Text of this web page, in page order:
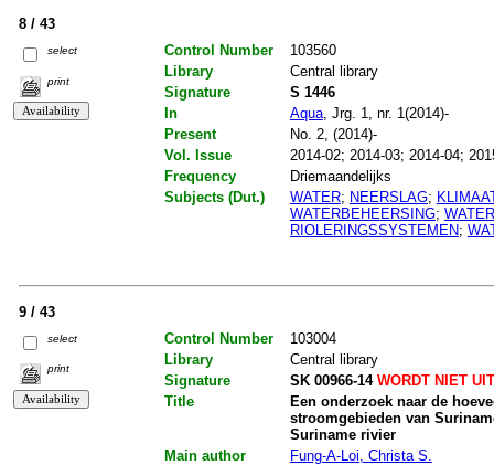
8 / 43
select
print
Control Number
103560
Library
Central library
Signature
S 1446
In
Aqua, Jrg. 1, nr. 1(2014)-
Present
No. 2, (2014)-
Vol. Issue
2014-02; 2014-03; 2014-04;
Frequency
Driemaandelijks
Subjects (Dut.)
WATER; NEERSLAG;
WATERBEHEERSING;
RIOLERINGSSYSTEMEN;
9 / 43
select
print
Control Number
103004
Library
Central library
Signature
SK 00966-14WORDT NIET
Title
Een onderzoek naar de
stroomgebieden van
Suriname rivier
Main author
Fung-A-Loi, Christa S.